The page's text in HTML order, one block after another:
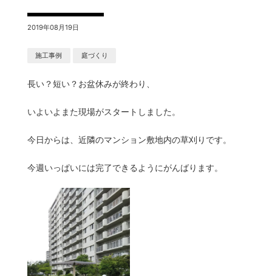
2019年08月19日
施工事例 庭づくり
長い？短い？お盆休みが終わり、
いよいよまた現場がスタートしました。
今日からは、近隣のマンション敷地内の草刈りです。
今週いっぱいには完了できるようにがんばります。